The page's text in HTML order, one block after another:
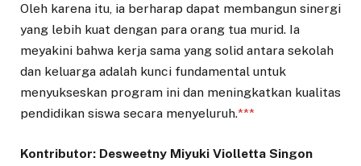
Oleh karena itu, ia berharap dapat membangun sinergi
yang lebih kuat dengan para orang tua murid. Ia
meyakini bahwa kerja sama yang solid antara sekolah
dan keluarga adalah kunci fundamental untuk
menyukseskan program ini dan meningkatkan kualitas
pendidikan siswa secara menyeluruh.***
Kontributor: Desweetny Miyuki Violletta Singon